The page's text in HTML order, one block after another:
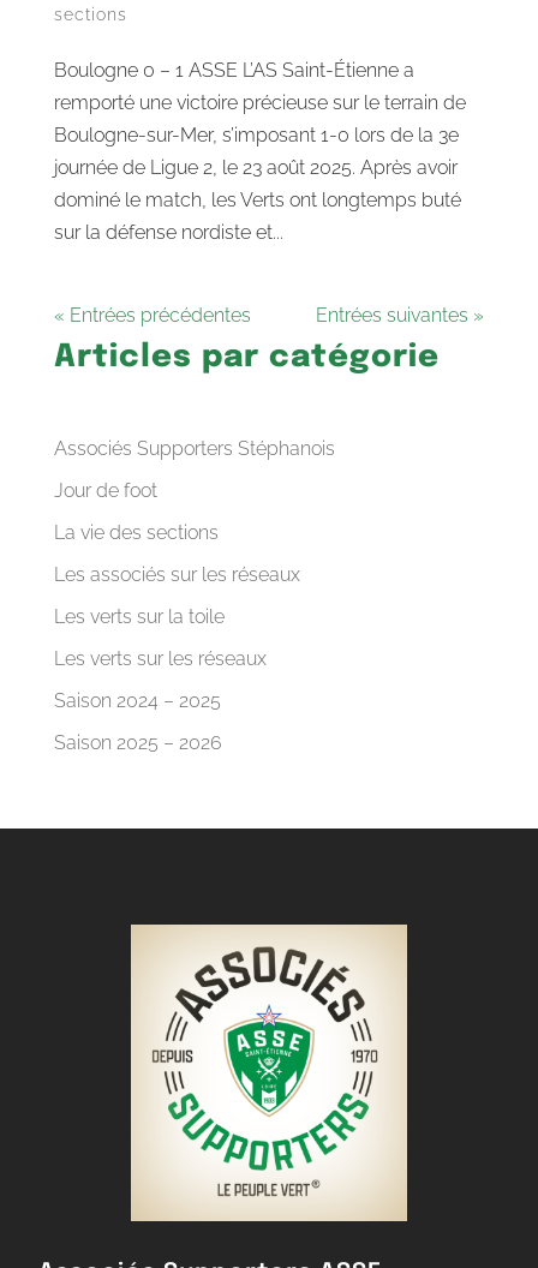
sections
Boulogne 0 – 1 ASSE L’AS Saint-Étienne a
remporté une victoire précieuse sur le terrain de
Boulogne-sur-Mer, s’imposant 1-0 lors de la 3e
journée de Ligue 2, le 23 août 2025. Après avoir
dominé le match, les Verts ont longtemps buté
sur la défense nordiste et...
« Entrées précédentes Entrées suivantes »
Articles par catégorie
Associés Supporters Stéphanois
Jour de foot
La vie des sections
Les associés sur les réseaux
Les verts sur la toile
Les verts sur les réseaux
Saison 2024 – 2025
Saison 2025 – 2026